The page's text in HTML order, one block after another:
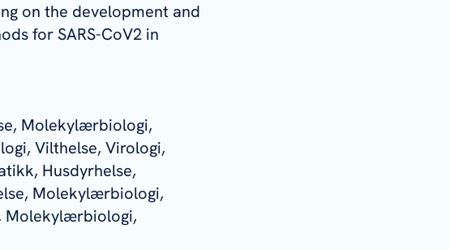
on the development and
for SARS-CoV2 in
Molekylærbiologi,
Vilthelse, Virologi,
Husdyrhelse,
Molekylærbiologi,
Molekylærbiologi,